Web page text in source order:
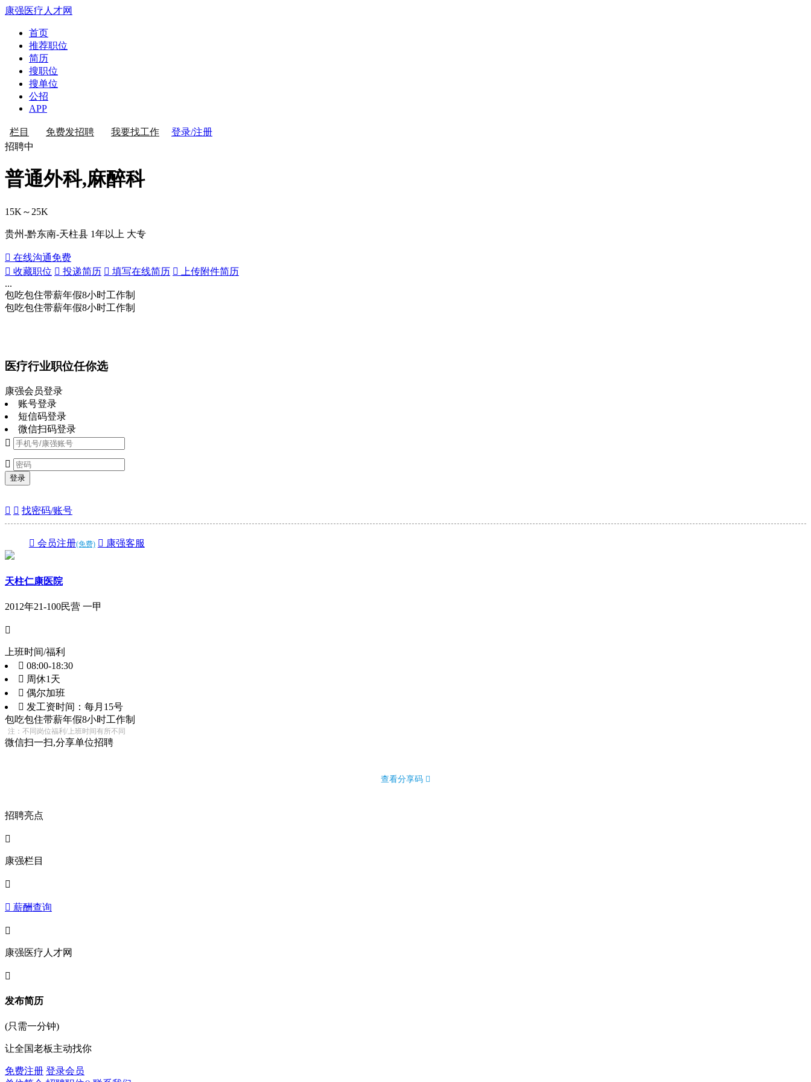
康强医疗人才网
首页
推荐职位
简历
搜职位
搜单位
公招
APP
栏目 免费发招聘 我要找工作
登录/注册
招聘中
普通外科,麻醉科
15K～25K
贵州-黔东南-天柱县 1年以上 大专
 在线沟通免费
 收藏职位  投递简历  填写在线简历  上传附件简历
...
包吃包住带薪年假8小时工作制
包吃包住带薪年假8小时工作制
医疗行业职位任你选
康强会员登录
账号登录
短信码登录
微信扫码登录


登录
  找密码/账号
 会员注册(免费)  康强客服
天柱仁康医院
2012年21-100民营 一甲

上班时间/福利
 08:00-18:30
 周休1天
 偶尔加班
 发工资时间：每月15号
包吃包住带薪年假8小时工作制
注：不同岗位福利/上班时间有所不同
微信扫一扫,分享单位招聘
查看分享码 
招聘亮点

康强栏目

 薪酬查询

康强医疗人才网

发布简历
(只需一分钟)
让全国老板主动找你
免费注册 登录会员